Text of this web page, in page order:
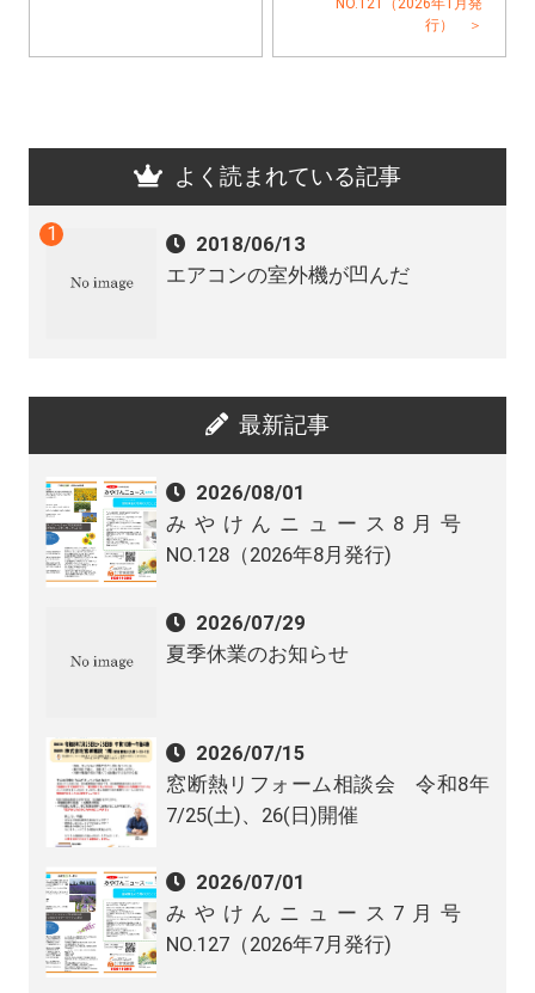
行） ＞
よく読まれている記事
2018/06/13
エアコンの室外機が凹んだ
最新記事
2026/08/01
みやけんニュース8月号
NO.128（2026年8月発行)
2026/07/29
夏季休業のお知らせ
2026/07/15
窓断熱リフォーム相談会 令和8年
7/25(土)、26(日)開催
2026/07/01
みやけんニュース7月号
NO.127（2026年7月発行)